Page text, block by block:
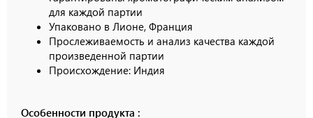
для каждой партии
Упаковано в Лионе, Франция
Прослеживаемость и анализ качества каждой
произведенной партии
Происхождение: Индия
Особенности продукта :